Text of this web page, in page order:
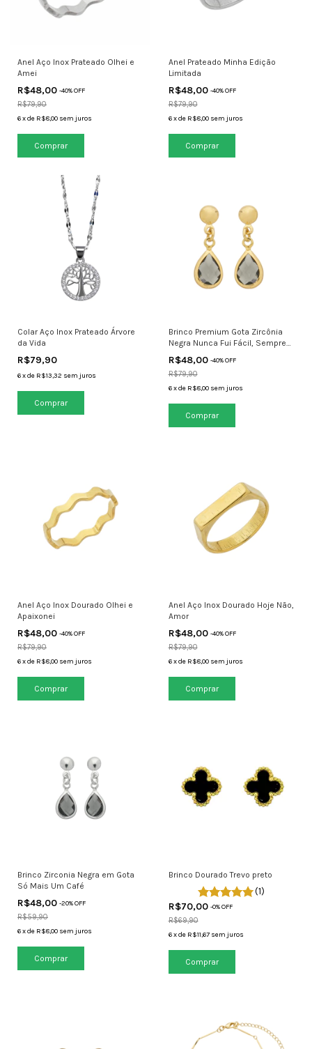
Anel Aço Inox Prateado Olhei e
Amei
R$48,00 -40% OFF
R$79,90
6xde R$8,00 sem juros
Comprar
Anel Prateado Minha Edição
Limitada
R$48,00 -40% OFF
R$79,90
6 xde R$8,00 sem juros
Comprar
Colar Aço Inox Prateado Árvore
da Vida
R$79,90
6xde R$13,32 sem juros
Brinco Premium Gota Zircônia
Negra Nunca Fui Fácil, Sempre
Fui Única
R$48,00 -40% OFF
R$79,90
6 xde R$8,00 sem juros
Anel Aço Inox Dourado Olhei e
Apaixonei
R$48,00 -40% OFF
R$79,90
6xde R$8,00 sem juros
Comprar
Anel Aço Inox Dourado Hoje Não,
Amor
R$48,00 -40% OFF
R$79,90
6 xde R$8,00 sem juros
Comprar
Brinco Zirconia Negra em Gota
Só Mais Um Café
R$48,00 -20% OFF
R$59,90
6xde R$8,00 sem juros
Brinco Dourado Trevo preto
(1)
R$70,00 -0% OFF
R$69,90
6 xde R$11,67 sem juros